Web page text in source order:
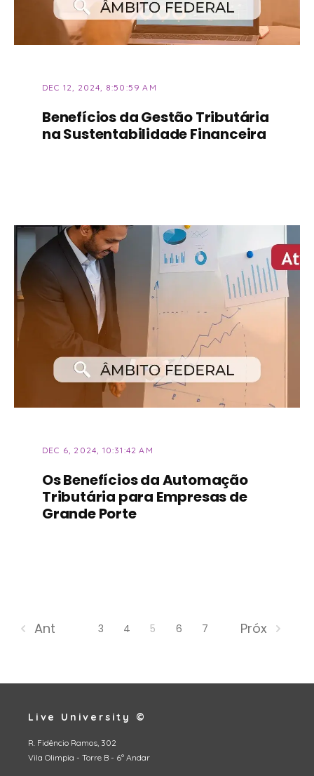
DEC 12, 2024, 8:50:59 AM
Benefícios da Gestão Tributária
na Sustentabilidade Financeira
DEC 6, 2024, 10:31:42 AM
Os Benefícios da Automação
Tributária para Empresas de
Grande Porte
Ant 3 4 5 6 7 Próx
Live University ©
R. Fidêncio Ramos, 302
Vila Olimpia - Torre B - 6º Andar